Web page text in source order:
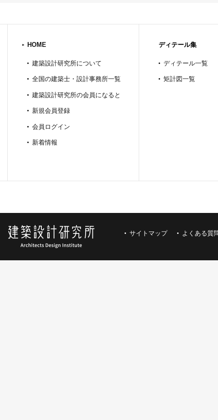
HOME
建築設計研究所について
全国の建築士・設計事務所一覧
建築設計研究所の会員になると
新規会員登録
会員ログイン
新着情報
ディテール集
ディテール一覧
矩計図一覧
サイトマップ よくある質